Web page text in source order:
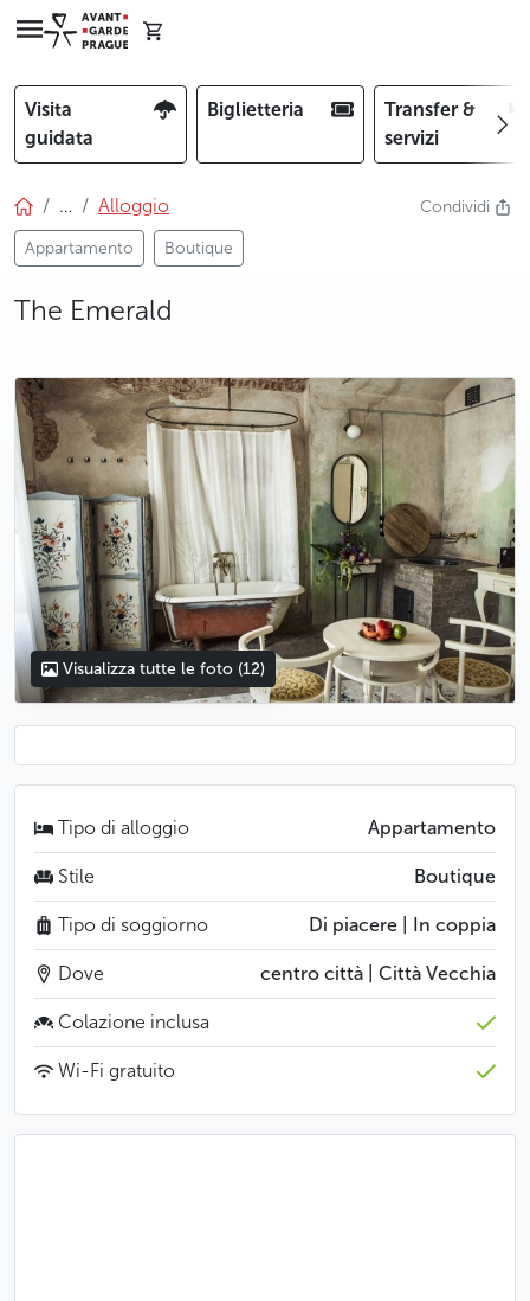
Visita
guidata
Biglietteria
Transfer &
servizi
… Alloggio
Appartamento Boutique
Condividi
The Emerald
photo 5
photo 6
photo 7
photo 8
photo 9
photo 10
photo 11
photo 12
Visualizza tutte le foto (12)
Tipo di alloggio Appartamento
Stile Boutique
Tipo di soggiorno Di piacere | In coppia
Dove centro città | Città Vecchia
Colazione inclusa
Wi-Fi gratuito